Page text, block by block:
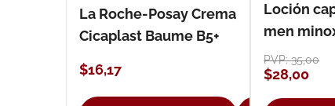
La Roche-Posay Crema
Cicaplast Baume B5+
$16,17
Loción
men
loción 59
PVP:35,00
$28,00